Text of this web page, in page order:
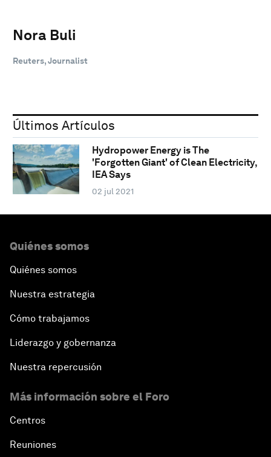
Nora Buli
Reuters, Journalist
Últimos Artículos
Hydropower Energy is The
'Forgotten Giant' of Clean Electricity,
IEA Says
02 jul 2021
Quiénes somos
Quiénes somos
Nuestra estrategia
Cómo trabajamos
Liderazgo y gobernanza
Nuestra repercusión
Más información sobre el Foro
Centros
Reuniones